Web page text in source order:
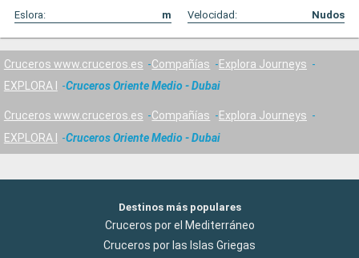
Eslora:
m Velocidad: Nudos
Cruceros www.cruceros.es Compañías
Explora Journeys
EXPLORA I
Cruceros Oriente Medio - Dubai
Cruceros www.cruceros.es Compañías
Explora Journeys
EXPLORA I
Cruceros Oriente Medio - Dubai
Destinos más populares
Cruceros por el Mediterráneo
Cruceros por las Islas Griegas